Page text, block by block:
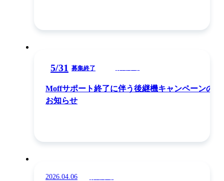
5/31 募集終了
Moffサポート終了に伴う後継機キャンペーンの
お知らせ
2026.04.06